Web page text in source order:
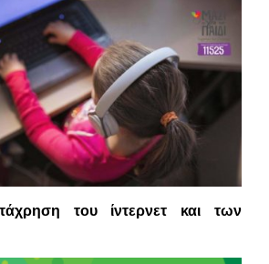
του ίντερνετ και των